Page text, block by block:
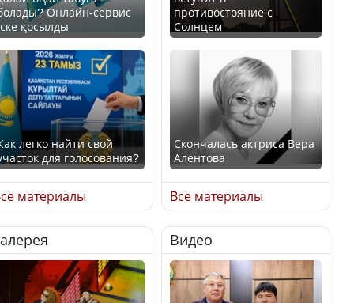
Онлайн-сервис
қосылды
легко найти свой
для голосования?
назвало
с самыми
зарплатными
материалы
противостояние с
Солнцем
Скончалась актриса Вера
Алентова
В РФ вынесен заочный
приговор по уголовному
делу об убийстве Игоря
Талькова
Все материалы
Видео